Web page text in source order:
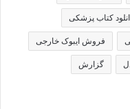
کتاب پزشکی
فروش ایبوک خارجی
گزارش